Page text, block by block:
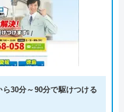
30分～90分で駆けつける